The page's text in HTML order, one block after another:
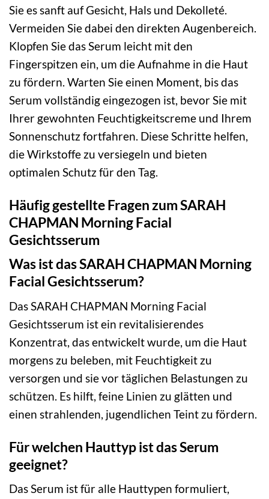
Sie es sanft auf Gesicht, Hals und Dekolleté.
Vermeiden Sie dabei den direkten Augenbereich.
Klopfen Sie das Serum leicht mit den
Fingerspitzen ein, um die Aufnahme in die Haut
zu fördern. Warten Sie einen Moment, bis das
Serum vollständig eingezogen ist, bevor Sie mit
Ihrer gewohnten Feuchtigkeitscreme und Ihrem
Sonnenschutz fortfahren. Diese Schritte helfen,
die Wirkstoffe zu versiegeln und bieten
optimalen Schutz für den Tag.
Häufig gestellte Fragen zum SARAH
CHAPMAN Morning Facial
Gesichtsserum
Was ist das SARAH CHAPMAN Morning
Facial Gesichtsserum?
Das SARAH CHAPMAN Morning Facial
Gesichtsserum ist ein revitalisierendes
Konzentrat, das entwickelt wurde, um die Haut
morgens zu beleben, mit Feuchtigkeit zu
versorgen und sie vor täglichen Belastungen zu
schützen. Es hilft, feine Linien zu glätten und
einen strahlenden, jugendlichen Teint zu fördern.
Für welchen Hauttyp ist das Serum
geeignet?
Das Serum ist für alle Hauttypen formuliert,